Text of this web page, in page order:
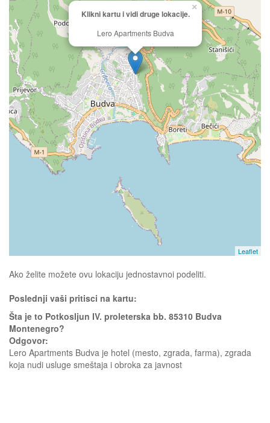
Klikni kartu i vidi druge lokacije.
Lero Apartments Budva
×
Leaflet
Ako želite možete ovu lokaciju jednostavnoi podeliti.
Poslednji vaši pritisci na kartu:
Šta je to Potkosljun IV. proleterska bb. 85310 Budva
Montenegro?
Odgovor:
Lero Apartments Budva je hotel (mesto, zgrada, farma), zgrada
koja nudi usluge smeštaja i obroka za javnost